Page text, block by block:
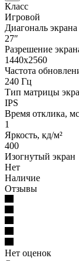
Класс
Игровой
Диагональ экрана
27″
Разрешение
1440x2560
Частота
240 Гц
Тип матрицы
IPS
Время отклика, мс
1
Яркость, кд/м²
400
Изогнутый экран
Нет
Наличие
Отзывы
Нет оценок